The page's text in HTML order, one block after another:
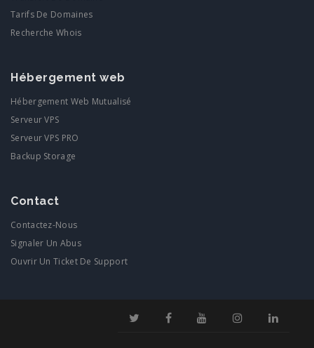
Tarifs De Domaines
Recherche Whois
Hébergement web
Hébergement Web Mutualisé
Serveur VPS
Serveur VPS PRO
Backup Storage
Contact
Contactez-Nous
Signaler Un Abus
Ouvrir Un Ticket De Support